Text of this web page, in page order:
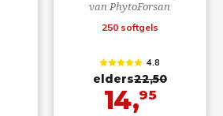
van PhytoForsan
250 softgels
4.8
elders22,50
14,95